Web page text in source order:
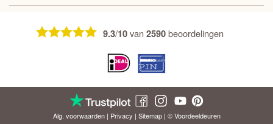
9.3/10van2590beoordelingen
Alg. voorwaarden| Privacy | Sitemap| © Voordeeldeuren